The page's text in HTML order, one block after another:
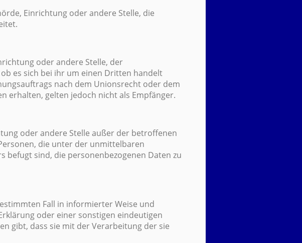
Einrichtung oder andere Stelle, die
oder andere Stelle, der
es sich bei ihr um einen Dritten handelt
nach dem Unionsrecht oder dem
erhalten, gelten jedoch nicht als Empfänger.
oder andere Stelle außer der betroffenen
die unter der unmittelbaren
sind, die personenbezogenen Daten zu
Fall in informierter Weise und
oder einer sonstigen eindeutigen
gibt, dass sie mit der Verarbeitung der sie